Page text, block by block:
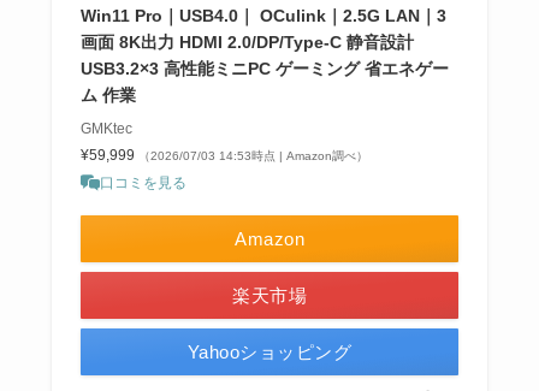
Win11 Pro｜USB4.0｜ OCulink｜2.5G LAN｜3
画面 8K出力 HDMI 2.0/DP/Type-C 静音設計
USB3.2×3 高性能ミニPC ゲーミング 省エネゲー
ム 作業
GMKtec
¥59,999
（2026/07/03 14:53時点 | Amazon調べ）
口コミを見る
Amazon
楽天市場
Yahooショッピング